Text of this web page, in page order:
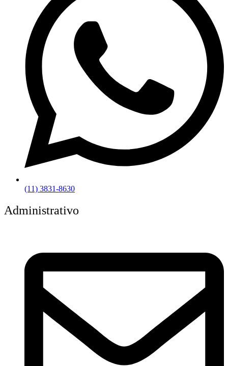
(11) 3831-8630
Administrativo